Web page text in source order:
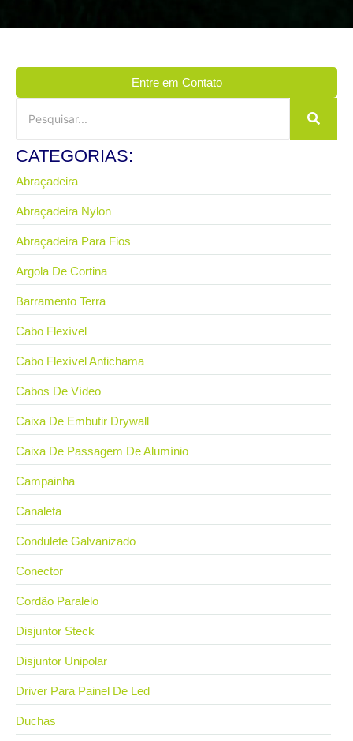
Entre em Contato
CATEGORIAS:
Abraçadeira
Abraçadeira Nylon
Abraçadeira Para Fios
Argola De Cortina
Barramento Terra
Cabo Flexível
Cabo Flexível Antichama
Cabos De Vídeo
Caixa De Embutir Drywall
Caixa De Passagem De Alumínio
Campainha
Canaleta
Condulete Galvanizado
Conector
Cordão Paralelo
Disjuntor Steck
Disjuntor Unipolar
Driver Para Painel De Led
Duchas